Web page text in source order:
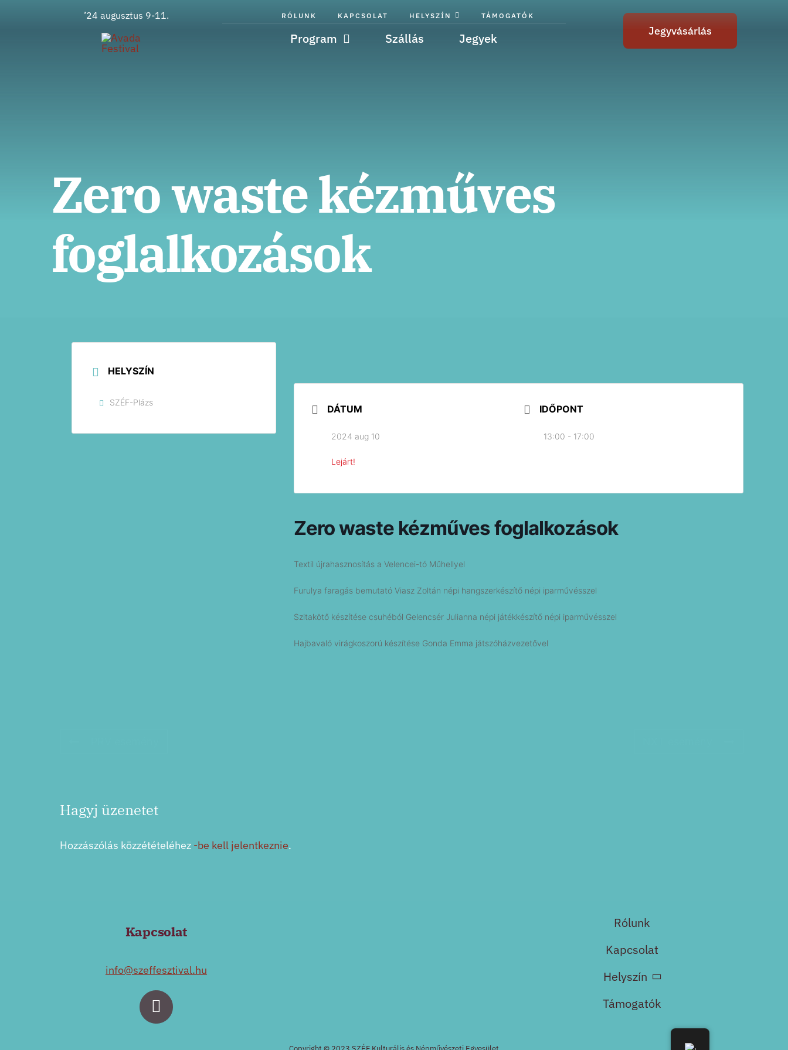
’24 augusztus 9-11. RÓLUNK KAPCSOLAT HELYSZÍN TÁMOGATÓK
Program Szállás Jegyek Jegyvásárlás
Zero waste kézműves
foglalkozások
HELYSZÍN
SZÉF-Plázs
DÁTUM
2024 aug 10
Lejárt!
IDŐPONT
13:00 - 17:00
Zero waste kézműves foglalkozások
Textil újrahasznosítás a Velencei-tó Műhellyel
Furulya faragás bemutató Viasz Zoltán népi hangszerkészítő népi iparművésszel
Szitakötő készítése csuhéból Gelencsér Julianna népi játékkészítő népi iparművésszel
Hajbavaló virágkoszorú készítése Gonda Emma játszóházvezetővel
Hagyj üzenetet
Hozzászólás közzétételéhez -be kell jelentkeznie.
Kapcsolat
info@szeffesztival.hu
Rólunk
Kapcsolat
Helyszín
Támogatók